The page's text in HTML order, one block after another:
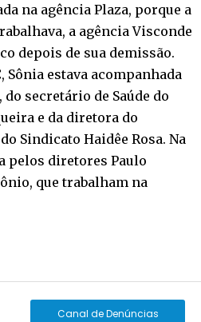
na agência Plaza, porque a
a agência Visconde
depois de sua demissão.
Sônia estava acompanhada
secretário de Saúde do
e da diretora do
Sindicato Haidêe Rosa. Na
pelos diretores Paulo
que trabalham na
Canal de Denúncias